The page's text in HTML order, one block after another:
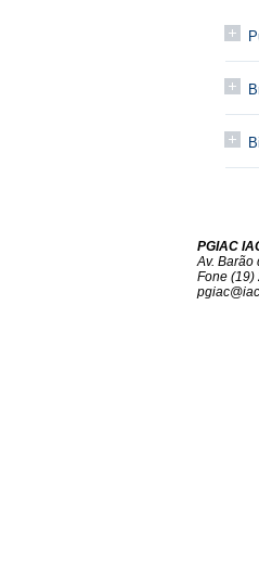
PGIAC
Av. Barão
Fone (19)